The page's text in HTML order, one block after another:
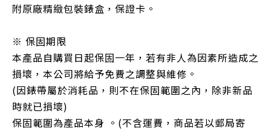
附原廠精緻包裝錶盒，保證卡。
※ 保固期限
本產品自購買日起保固一年，若有非人為因素所造成之
損壞，本公司將給予免費之調整與維修。
(因錶帶屬於消耗品，則不在保固範圍之內，除非新品
時就已損壞)
保固範圍為產品本身 。(不含運費，商品若以郵局寄